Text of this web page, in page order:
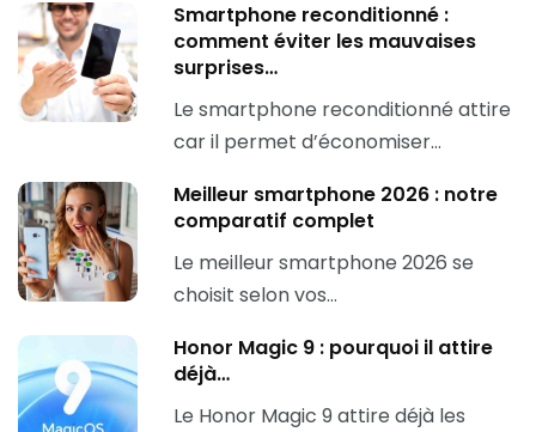
Smartphone reconditionné :
comment éviter les mauvaises
surprises…
Le smartphone reconditionné attire
car il permet d’économiser…
Meilleur smartphone 2026 : notre
comparatif complet
Le meilleur smartphone 2026 se
choisit selon vos…
Honor Magic 9 : pourquoi il attire
déjà…
Le Honor Magic 9 attire déjà les